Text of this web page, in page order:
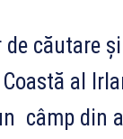
de căutare
al
câmp din